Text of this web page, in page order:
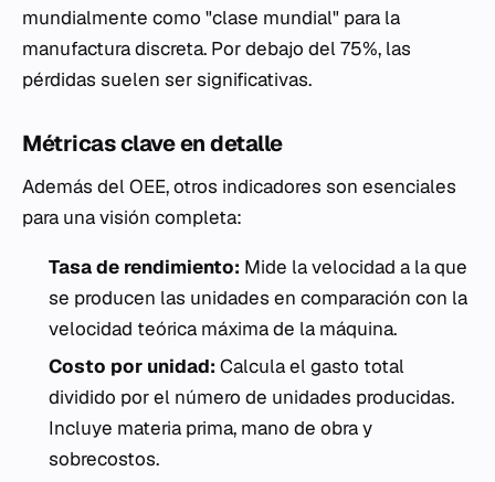
mundialmente como "clase mundial" para la
manufactura discreta. Por debajo del 75%, las
pérdidas suelen ser significativas.
Métricas clave en detalle
Además del OEE, otros indicadores son esenciales
para una visión completa:
Tasa de rendimiento: Mide la velocidad a la que
se producen las unidades en comparación con la
velocidad teórica máxima de la máquina.
Costo por unidad: Calcula el gasto total
dividido por el número de unidades producidas.
Incluye materia prima, mano de obra y
sobrecostos.